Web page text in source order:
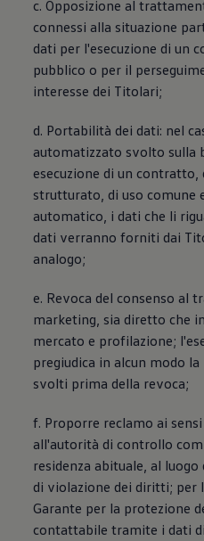
c. Opposizione al
connessi alla situazione
dati per l'esecuzione di un
pubblico o per il
interesse dei Titolari;
d. Portabilità dei dati: nel
automatizzato svolto sulla
esecuzione di un
strutturato, di uso comune
automatico, i dati che li
dati verranno forniti dai
analogo;
e. Revoca del consenso al
marketing, sia diretto che
mercato e profilazione;
pregiudica in alcun modo
svolti prima della revoca;
f. Proporre reclamo ai
all'autorità di controllo
residenza abituale, al
di violazione dei diritti; per
Garante per la protezione
contattabile tramite i dati